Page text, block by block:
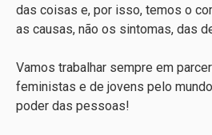
das coisas e, por isso, temos o
as causas, não os sintomas, das
Vamos trabalhar sempre em
feministas e de jovens pelo
poder das pessoas!